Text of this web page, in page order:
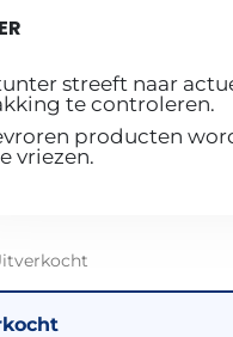
streeft naar
te controleren.
producten
vriezen.